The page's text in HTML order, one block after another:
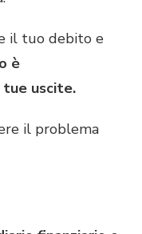
il tuo debito e
è
uscite.
il problema